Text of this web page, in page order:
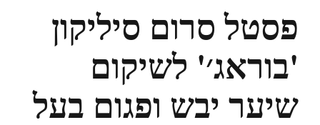
פסטל סרום סיליקון
'בוראג׳' לשיקום
שיער יבש ופגום בעל